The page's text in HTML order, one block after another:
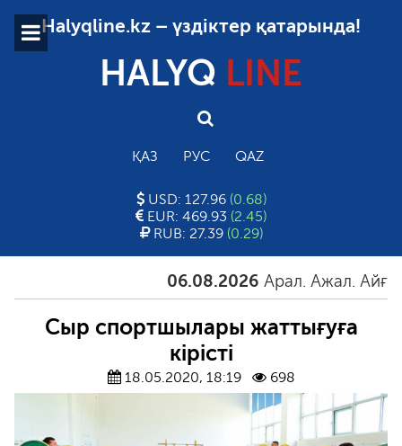
Halyqline.kz – үздіктер қатарында!
HALYQ LINE
ҚАЗ РУС QAZ
USD: 127.96 (0.68)
EUR: 469.93 (2.45)
RUB: 27.39 (0.29)
06.08.2026 Арал. Ажал. Айғақ
Сыр спортшылары жаттығуға
кірісті
18.05.2020, 18:19 698